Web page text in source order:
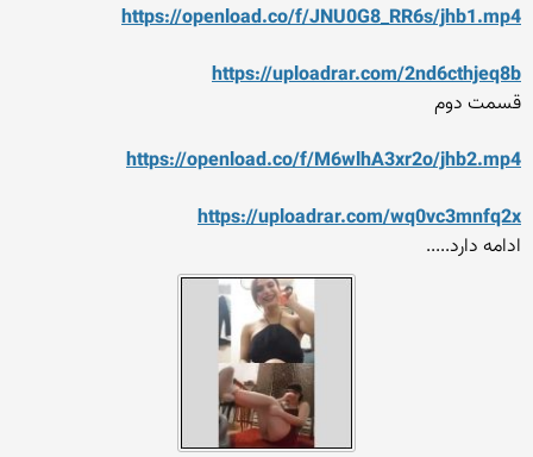
https://openload.co/f/JNU0G8_RR6s/jhb1.mp4
https://uploadrar.com/2nd6cthjeq8b
قسمت دوم
https://openload.co/f/M6wlhA3xr2o/jhb2.mp4
https://uploadrar.com/wq0vc3mnfq2x
ادامه دارد.....